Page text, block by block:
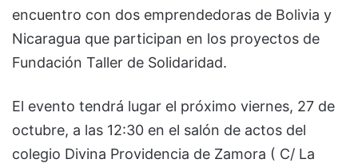
encuentro con dos emprendedoras de Bolivia y
Nicaragua que participan en los proyectos de
Fundación Taller de Solidaridad.
El evento tendrá lugar el próximo viernes, 27 de
octubre, a las 12:30 en el salón de actos del
colegio Divina Providencia de Zamora ( C/ La